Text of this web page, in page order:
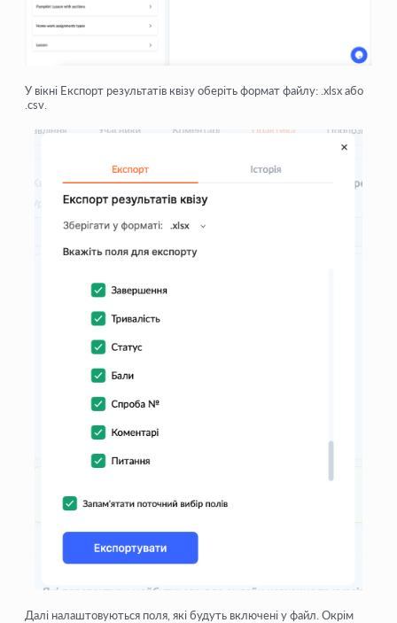
У вікні Експорт результатів квізуоберіть формат файлу: .xlsxабо
.csv
Далі налаштовуються поля, які будуть включені у файл. Окрім